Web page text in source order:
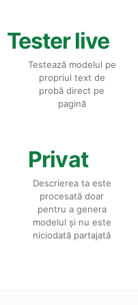
Tester live
Testează modelul pe
propriul text de
probă direct pe
pagină
Privat
Descrierea ta este
procesată doar
pentru a genera
modelul și nu este
niciodată partajată